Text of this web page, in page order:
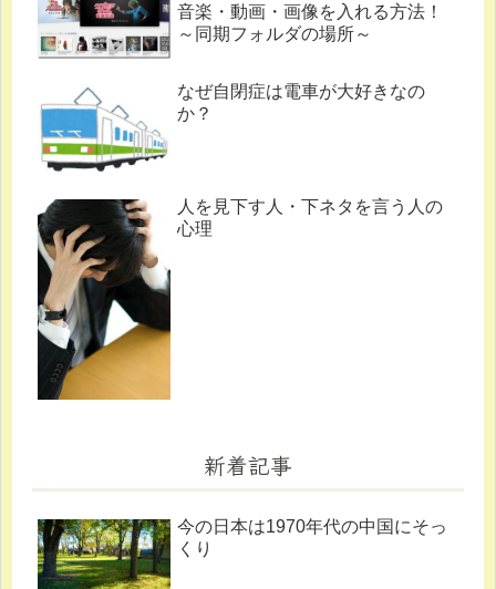
音楽・動画・画像を入れる方法！
～同期フォルダの場所～
なぜ自閉症は電車が大好きなの
か？
人を見下す人・下ネタを言う人の
心理
新着記事
今の日本は1970年代の中国にそっ
くり